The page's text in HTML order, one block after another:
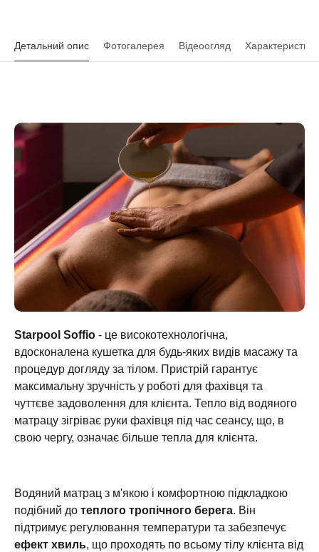
Детальний опис Фотогалерея Відеоогляд Характеристики
Starpool Soffio - це високотехнологічна,
вдосконалена кушетка для будь-яких видів масажу та
процедур догляду за тілом. Пристрій гарантує
максимальну зручність у роботі для фахівця та
чуттєве задоволення для клієнта. Тепло від водяного
матрацу зігріває руки фахівця під час сеансу, що, в
свою чергу, означає більше тепла для клієнта.
Водяний матрац з м'якою і комфортною підкладкою
подібний до теплого тропічного берега. Він
підтримує регулювання температури та забезпечує
ефект хвиль, що проходять по всьому тілу клієнта від